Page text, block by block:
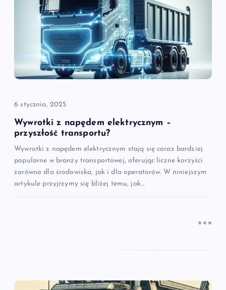
p
s
u
6 stycznia, 2025
Wywrotki z napędem elektrycznym –
przyszłość transportu?
Wywrotki z napędem elektrycznym stają się coraz bardziej
popularne w branży transportowej, oferując liczne korzyści
zarówno dla środowiska, jak i dla operatorów. W niniejszym
artykule przyjrzymy się bliżej temu, jak…